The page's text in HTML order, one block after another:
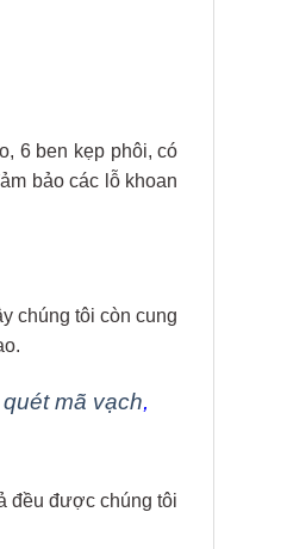
6 ben kẹp phôi, có
bảo các lỗ khoan
chúng tôi còn cung
mã vạch,
đều được chúng tôi